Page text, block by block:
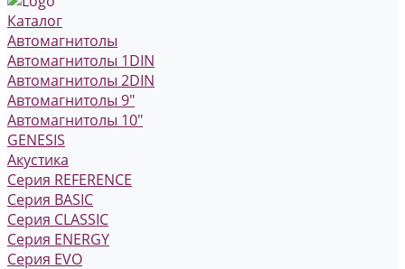
Каталог
Автомагнитолы
Автомагнитолы 1DIN
Автомагнитолы 2DIN
Автомагнитолы 9"
Автомагнитолы 10"
GENESIS
Акустика
Серия REFERENCE
Серия BASIC
Серия CLASSIC
Серия ENERGY
Серия EVO